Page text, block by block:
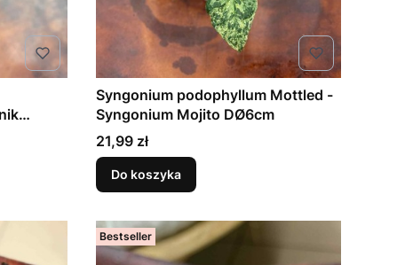
Syngonium podophyllum Mottled -
Syngonium Mojito DØ6cm
Cena
21,99 zł
Do koszyka
Bestseller